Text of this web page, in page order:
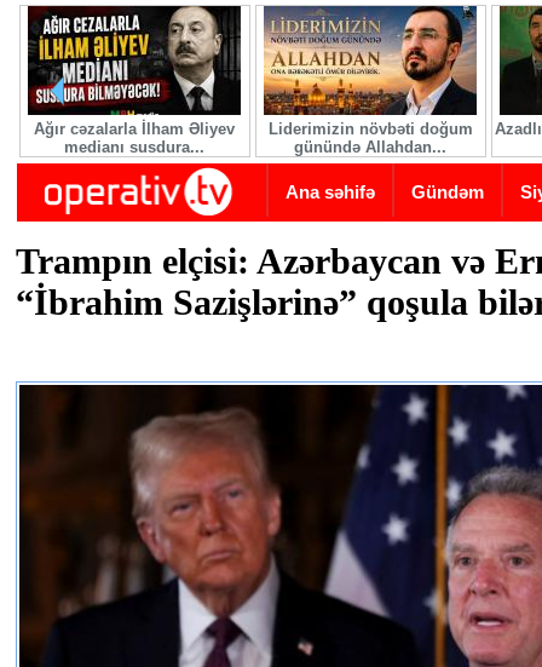
Skip to main content
Ağır cəzalarla İlham Əliyev
medianı susdura...
Liderimizin növbəti doğum
günündə Allahdan...
Ana səhifə Gündəm
Trampın elçisi: Azərbaycan və
“İbrahim Sazişlərinə” qoşula